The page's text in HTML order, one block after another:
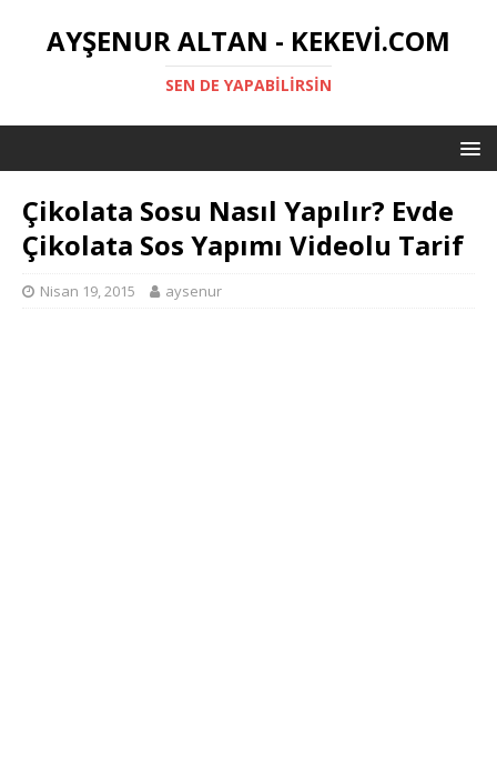
AYŞENUR ALTAN - KEKEVI.COM
SEN DE YAPABILIRSIN
Çikolata Sosu Nasıl Yapılır? Evde
Çikolata Sos Yapımı Videolu Tarif
Nisan 19, 2015 aysenur